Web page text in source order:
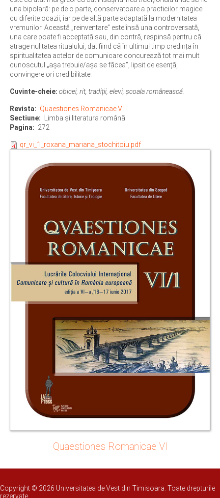
una bipolară: pe de o parte, conservatoare a practicilor magice
cu diferite ocazii, iar pe de altă parte adaptată la modernitatea
vremurilor. Această „reinventare” este însă una controversată,
una care poate fi acceptată sau, din contră, respinsă pentru că
atrage nulitatea ritualului, dat fiind că în ultimul timp credința în
spiritualitatea actelor de comunicare concurează tot mai mult
cunoscutul „așa trebuie/așa se făcea”, lipsit de esență,
convingere ori credibilitate.
Cuvinte-cheie: obicei, rit, tradiții, elevi, școala românească.
Revista
Quaestiones Romanicae VI
Sectiune
Limba şi literatura română
Pagina
272
qr_vi_1_roxana_mariana_stochitoiu.pdf
Quaestiones Romanicae VI
Copyright © 2026 Universitatea de Vest din Timisoara. Toate drepturile
rezervate.